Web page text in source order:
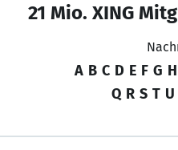
21 Mio. XING
A B C D E F G H
Q R S T U